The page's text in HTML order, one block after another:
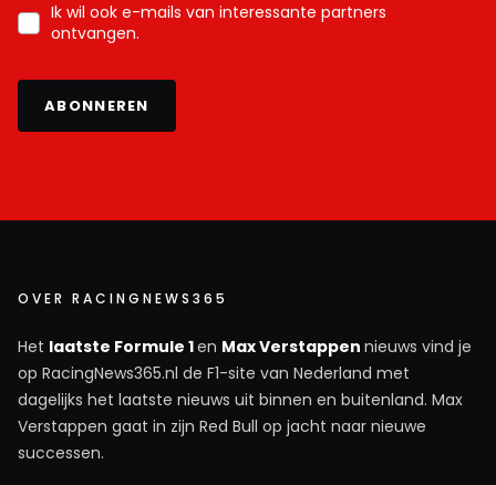
Ik wil ook e-mails van interessante partners
ontvangen.
ABONNEREN
OVER RACINGNEWS365
Het laatste Formule 1en Max Verstappen nieuws vind je
op RacingNews365.nl de F1-site van Nederland met
dagelijks het laatste nieuws uit binnen en buitenland. Max
Verstappen gaat in zijn Red Bull op jacht naar nieuwe
successen.